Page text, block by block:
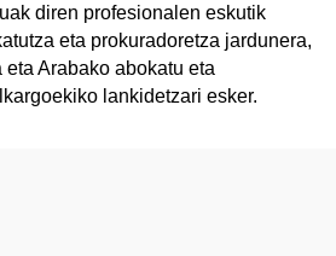
diren profesionalen eskutik
eta prokuradoretza jardunera,
eta Arabako abokatu eta
lankidetzari esker.